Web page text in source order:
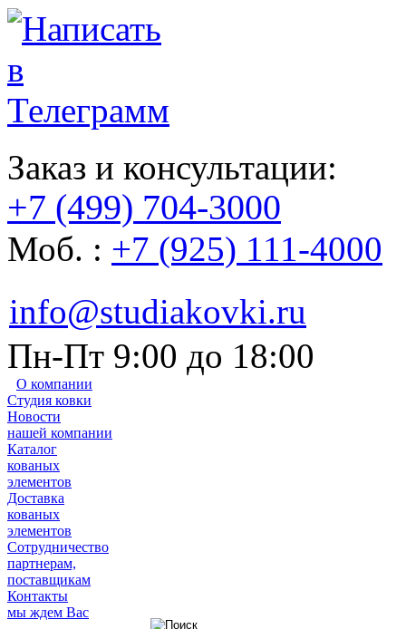
Заказ и консультации:
+7 (499) 704-3000
Моб. : +7 (925) 111-4000
info@studiakovki.ru
Пн-Пт 9:00 до 18:00
О компании
Студия ковки
Новости
нашей компании
Каталог
кованых
элементов
Доставка
кованых
элементов
Сотрудничество
партнерам,
поставщикам
Контакты
мы ждем Вас